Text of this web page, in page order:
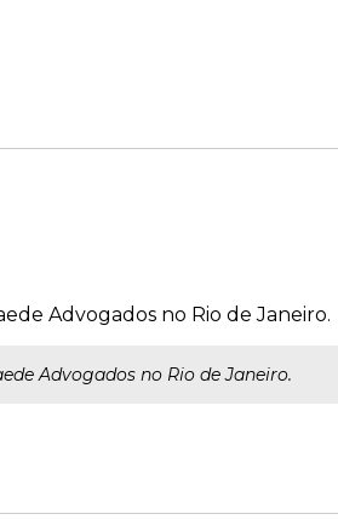
Advogados no Rio de Janeiro.
Advogados no Rio de Janeiro.